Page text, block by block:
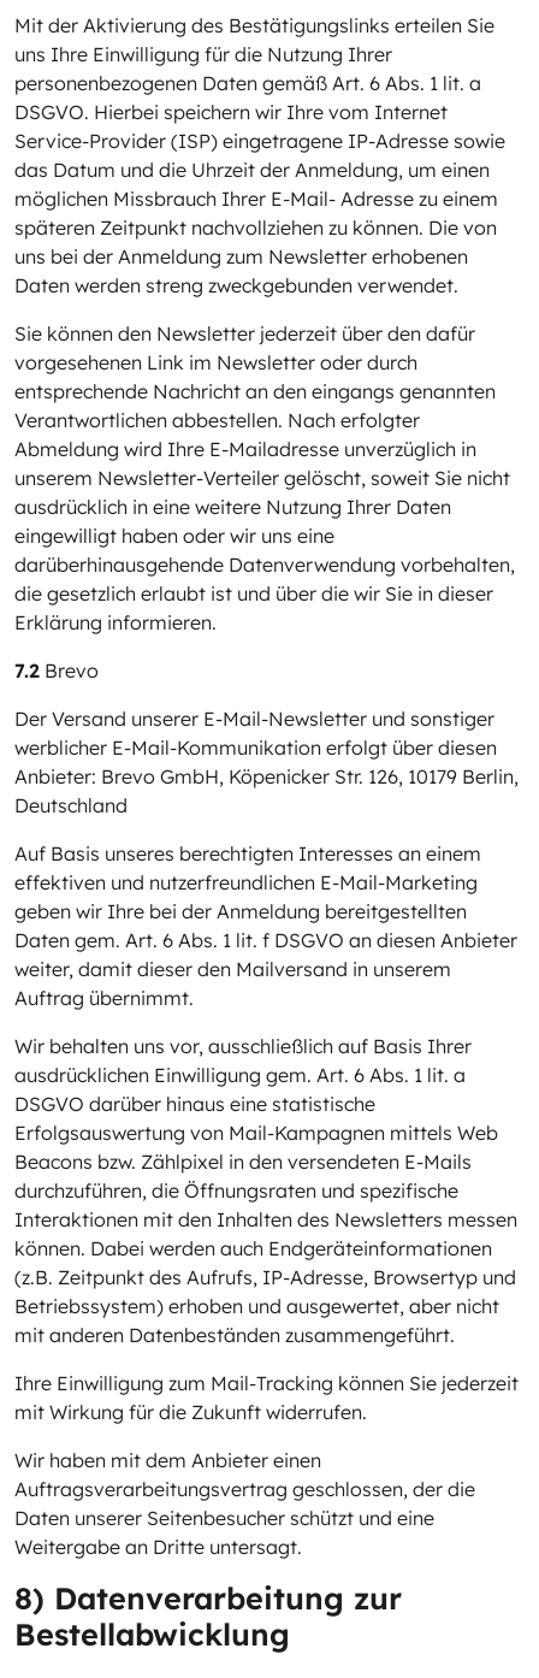
Mit der Aktivierung des Bestätigungslinks erteilen Sie
uns Ihre Einwilligung für die Nutzung Ihrer
personenbezogenen Daten gemäß Art. 6 Abs. 1 lit. a
DSGVO. Hierbei speichern wir Ihre vom Internet
Service-Provider (ISP) eingetragene IP-Adresse sowie
das Datum und die Uhrzeit der Anmeldung, um einen
möglichen Missbrauch Ihrer E-Mail- Adresse zu einem
späteren Zeitpunkt nachvollziehen zu können. Die von
uns bei der Anmeldung zum Newsletter erhobenen
Daten werden streng zweckgebunden verwendet.
Sie können den Newsletter jederzeit über den dafür
vorgesehenen Link im Newsletter oder durch
entsprechende Nachricht an den eingangs genannten
Verantwortlichen abbestellen. Nach erfolgter
Abmeldung wird Ihre E-Mailadresse unverzüglich in
unserem Newsletter-Verteiler gelöscht, soweit Sie nicht
ausdrücklich in eine weitere Nutzung Ihrer Daten
eingewilligt haben oder wir uns eine
darüberhinausgehende Datenverwendung vorbehalten,
die gesetzlich erlaubt ist und über die wir Sie in dieser
Erklärung informieren.
7.2 Brevo
Der Versand unserer E-Mail-Newsletter und sonstiger
werblicher E-Mail-Kommunikation erfolgt über diesen
Anbieter: Brevo GmbH, Köpenicker Str. 126, 10179 Berlin,
Deutschland
Auf Basis unseres berechtigten Interesses an einem
effektiven und nutzerfreundlichen E-Mail-Marketing
geben wir Ihre bei der Anmeldung bereitgestellten
Daten gem. Art. 6 Abs. 1 lit. f DSGVO an diesen Anbieter
weiter, damit dieser den Mailversand in unserem
Auftrag übernimmt.
Wir behalten uns vor, ausschließlich auf Basis Ihrer
ausdrücklichen Einwilligung gem. Art. 6 Abs. 1 lit. a
DSGVO darüber hinaus eine statistische
Erfolgsauswertung von Mail-Kampagnen mittels Web
Beacons bzw. Zählpixel in den versendeten E-Mails
durchzuführen, die Öffnungsraten und spezifische
Interaktionen mit den Inhalten des Newsletters messen
können. Dabei werden auch Endgeräteinformationen
(z.B. Zeitpunkt des Aufrufs, IP-Adresse, Browsertyp und
Betriebssystem) erhoben und ausgewertet, aber nicht
mit anderen Datenbeständen zusammengeführt.
Ihre Einwilligung zum Mail-Tracking können Sie jederzeit
mit Wirkung für die Zukunft widerrufen.
Wir haben mit dem Anbieter einen
Auftragsverarbeitungsvertrag geschlossen, der die
Daten unserer Seitenbesucher schützt und eine
Weitergabe an Dritte untersagt.
8) Datenverarbeitung zur
Bestellabwicklung